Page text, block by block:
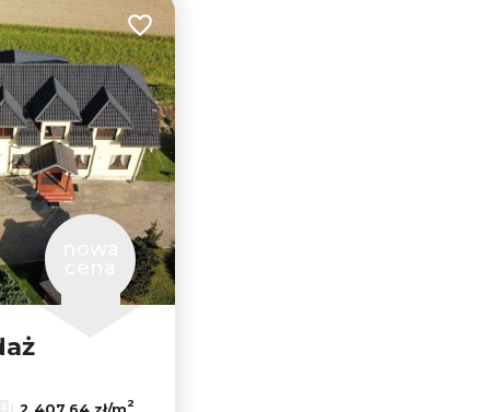
Dodaj do ulubionych
2 407,64 zł/m2